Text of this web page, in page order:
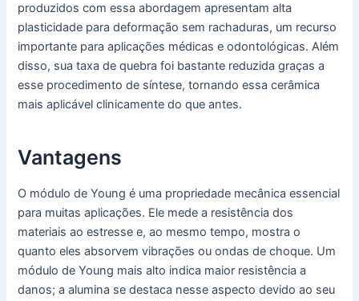
produzidos com essa abordagem apresentam alta
plasticidade para deformação sem rachaduras, um recurso
importante para aplicações médicas e odontológicas. Além
disso, sua taxa de quebra foi bastante reduzida graças a
esse procedimento de síntese, tornando essa cerâmica
mais aplicável clinicamente do que antes.
Vantagens
O módulo de Young é uma propriedade mecânica essencial
para muitas aplicações. Ele mede a resistência dos
materiais ao estresse e, ao mesmo tempo, mostra o
quanto eles absorvem vibrações ou ondas de choque. Um
módulo de Young mais alto indica maior resistência a
danos; a alumina se destaca nesse aspecto devido ao seu